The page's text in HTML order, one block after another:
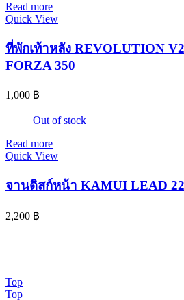
Read more
Quick View
ที่พักเท้าหลัง REVOLUTION
FORZA 350
1,000 ฿
Out of stock
Read more
Quick View
จานดิสก์หน้า KAMUI LEAD
2,200 ฿
Top
Top